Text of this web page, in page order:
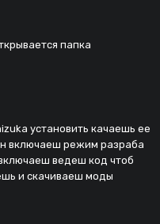
папка
установить качаешь ее
включаеш режим разраба
ведеш код чтоб
и скачиваеш моды